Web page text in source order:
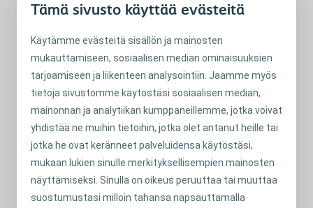
Tämä sivusto käyttää evästeitä
Käytämme evästeitä sisällön ja mainosten
mukauttamiseen, sosiaalisen median ominaisuuksien
tarjoamiseen ja liikenteen analysointiin. Jaamme myös
tietoja sivustomme käytöstäsi sosiaalisen median,
mainonnan ja analytiikan kumppaneillemme, jotka voivat
yhdistää ne muihin tietoihin, jotka olet antanut heille tai
jotka he ovat keränneet palveluidensa käytöstäsi,
mukaan lukien sinulle merkityksellisempien mainosten
näyttämiseksi. Sinulla on oikeus peruuttaa tai muuttaa
suostumustasi milloin tahansa napsauttamalla
kokoinen avanteesi muotoon ja kokoon nähden. Jollei näin
ole, leikkaa aukko oikean kokoiseksi, jotta se suojaa ihoa
avanne-eritteeltä.
Milloin otan yhteyttä
hoitajaan?
Jos havaitset muutoksia avannetta ympäröivällä alueella,
kannattaa aina kysyä neuvoa avannehoitajalta.